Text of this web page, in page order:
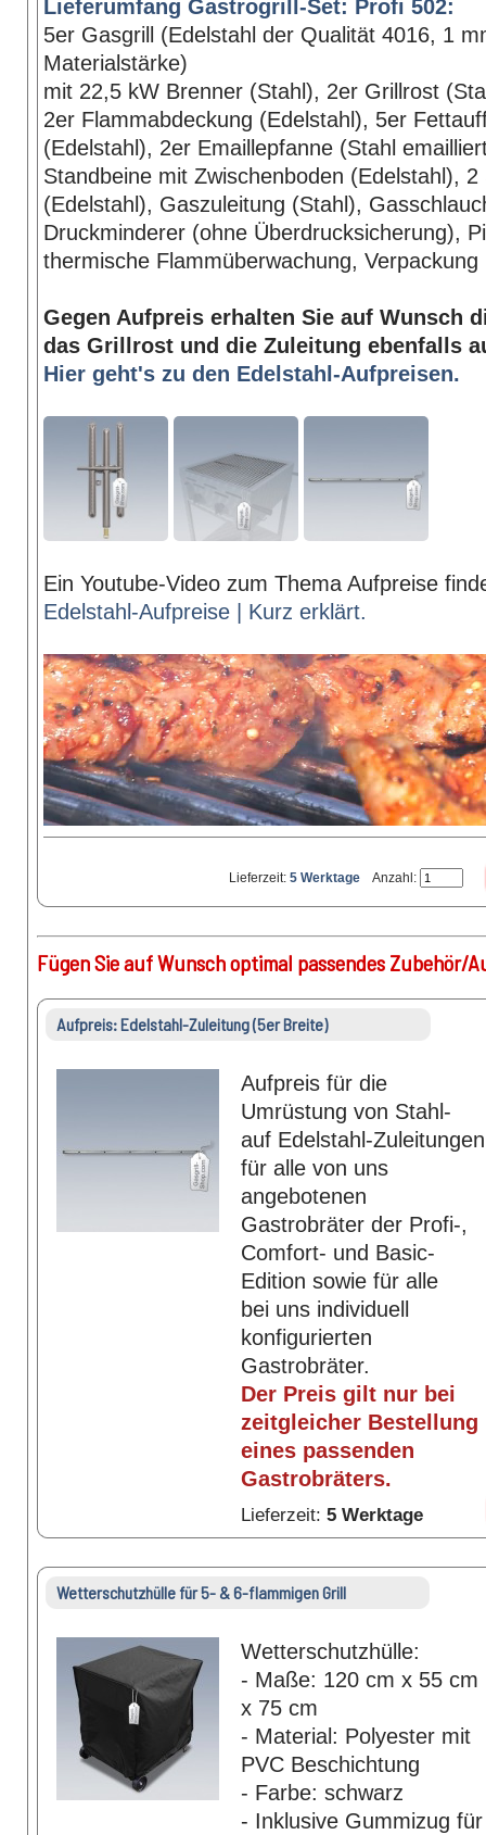
Lieferumfang Gastrogrill-Set: Profi 502:
5er Gasgrill (Edelstahl der Qualität 4016, 1
Materialstärke)
mit 22,5 kW Brenner (Stahl), 2er Grillrost
2er Flammabdeckung (Edelstahl), 5er
(Edelstahl), 2er Emaillepfanne (Stahl
Standbeine mit Zwischenboden (Edelstahl), 2
(Edelstahl), Gaszuleitung (Stahl),
Druckminderer (ohne Überdrucksicherung),
thermische Flammüberwachung, Verpackung
Gegen Aufpreis erhalten Sie auf Wunsch
das Grillrost und die Zuleitung ebenfalls
Hier geht's zu den Edelstahl-Aufpreisen.
Ein Youtube-Video zum Thema Aufpreise
Edelstahl-Aufpreise | Kurz erklärt.
Lieferzeit: 5 Werktage Anzahl:
Fügen Sie auf Wunsch optimal passendes Zubehör/
Aufpreis: Edelstahl-Zuleitung (5er Breite)
Aufpreis für die
Umrüstung von Stahl-
auf Edelstahl-Zuleitungen
für alle von uns
angebotenen
Gastrobräter der Profi-,
Comfort- und Basic-
Edition sowie für alle
bei uns individuell
konfigurierten
Gastrobräter.
Der Preis gilt nur bei
zeitgleicher Bestellung
eines passenden
Gastrobräters.
Lieferzeit: 5 Werktage
Wetterschutzhülle für 5- & 6-flammigen Grill
Wetterschutzhülle:
- Maße: 120 cm x 55 cm
x 75 cm
- Material: Polyester mit
PVC Beschichtung
- Farbe: schwarz
- Inklusive Gummizug für